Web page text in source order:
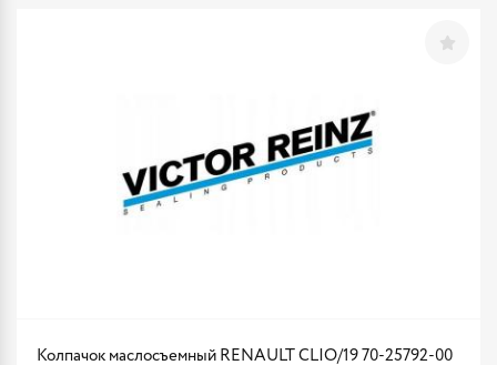
Колпачок маслосъемный RENAULT CLIO/19 70-25792-00